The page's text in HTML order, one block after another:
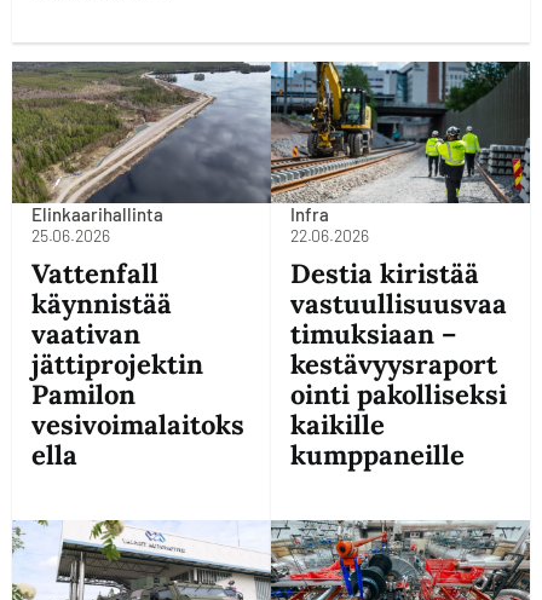
Elinkaarihallinta
25.06.2026
Vattenfall
käynnistää
vaativan
jättiprojektin
Pamilon
vesivoimalaitoks
ella
Infra
22.06.2026
Destia kiristää
vastuullisuusvaa
timuksiaan –
kestävyysraport
ointi pakolliseksi
kaikille
kumppaneille